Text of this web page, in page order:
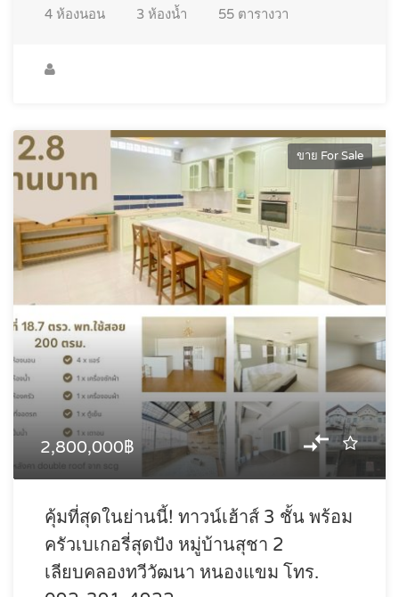
4 ห้องนอน 3 ห้องน้ำ 55 ตารางวา
ขาย For Sale
2,800,000฿
คุ้มที่สุดในย่านนี้! ทาวน์เฮ้าส์ 3 ชั้น พร้อม
ครัวเบเกอรี่สุดปัง หมู่บ้านสุชา 2
เลียบคลองทวีวัฒนา หนองแขม โทร.